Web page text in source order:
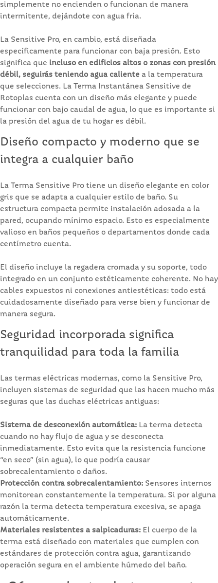
simplemente no encienden o funcionan de manera
intermitente, dejándote con agua fría.
La Sensitive Pro, en cambio, está diseñada
específicamente para funcionar con baja presión. Esto
significa que incluso en edificios altos o zonas con presión
débil, seguirás teniendo agua caliente a la temperatura
que selecciones. La Terma Instantánea Sensitive de
Rotoplas cuenta con un diseño más elegante y puede
funcionar con bajo caudal de agua, lo que es importante si
la presión del agua de tu hogar es débil.
Diseño compacto y moderno que se
integra a cualquier baño
La Terma Sensitive Pro tiene un diseño elegante en color
gris que se adapta a cualquier estilo de baño. Su
estructura compacta permite instalación adosada a la
pared, ocupando mínimo espacio. Esto es especialmente
valioso en baños pequeños o departamentos donde cada
centímetro cuenta.
El diseño incluye la regadera cromada y su soporte, todo
integrado en un conjunto estéticamente coherente. No hay
cables expuestos ni conexiones antiestéticas: todo está
cuidadosamente diseñado para verse bien y funcionar de
manera segura.
Seguridad incorporada significa
tranquilidad para toda la familia
Las termas eléctricas modernas, como la Sensitive Pro,
incluyen sistemas de seguridad que las hacen mucho más
seguras que las duchas eléctricas antiguas:
Sistema de desconexión automática: La terma detecta
cuando no hay flujo de agua y se desconecta
inmediatamente. Esto evita que la resistencia funcione
“en seco” (sin agua), lo que podría causar
sobrecalentamiento o daños.
Protección contra sobrecalentamiento: Sensores internos
monitorean constantemente la temperatura. Si por alguna
razón la terma detecta temperatura excesiva, se apaga
automáticamente.
Materiales resistentes a salpicaduras: El cuerpo de la
terma está diseñado con materiales que cumplen con
estándares de protección contra agua, garantizando
operación segura en el ambiente húmedo del baño.